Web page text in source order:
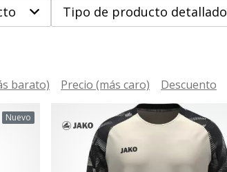
Tipo de producto detallado
barato) Precio (más caro) Descuento
Nuevo